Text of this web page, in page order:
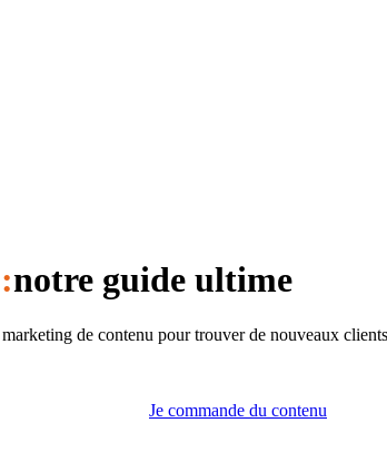
notre guide ultime
de contenu pour trouver de nouveaux
Je commande du contenu